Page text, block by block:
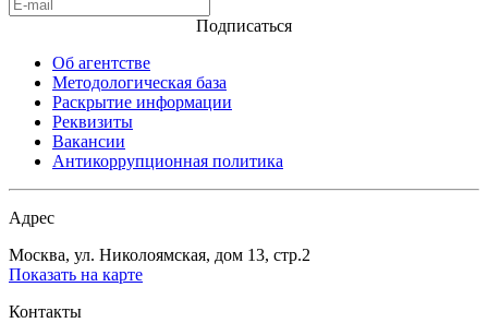
Подписаться
Об агентстве
Методологическая база
Раскрытие информации
Реквизиты
Вакансии
Антикоррупционная политика
Адрес
Москва, ул. Николоямская, дом 13, стр.2
Показать на карте
Контакты